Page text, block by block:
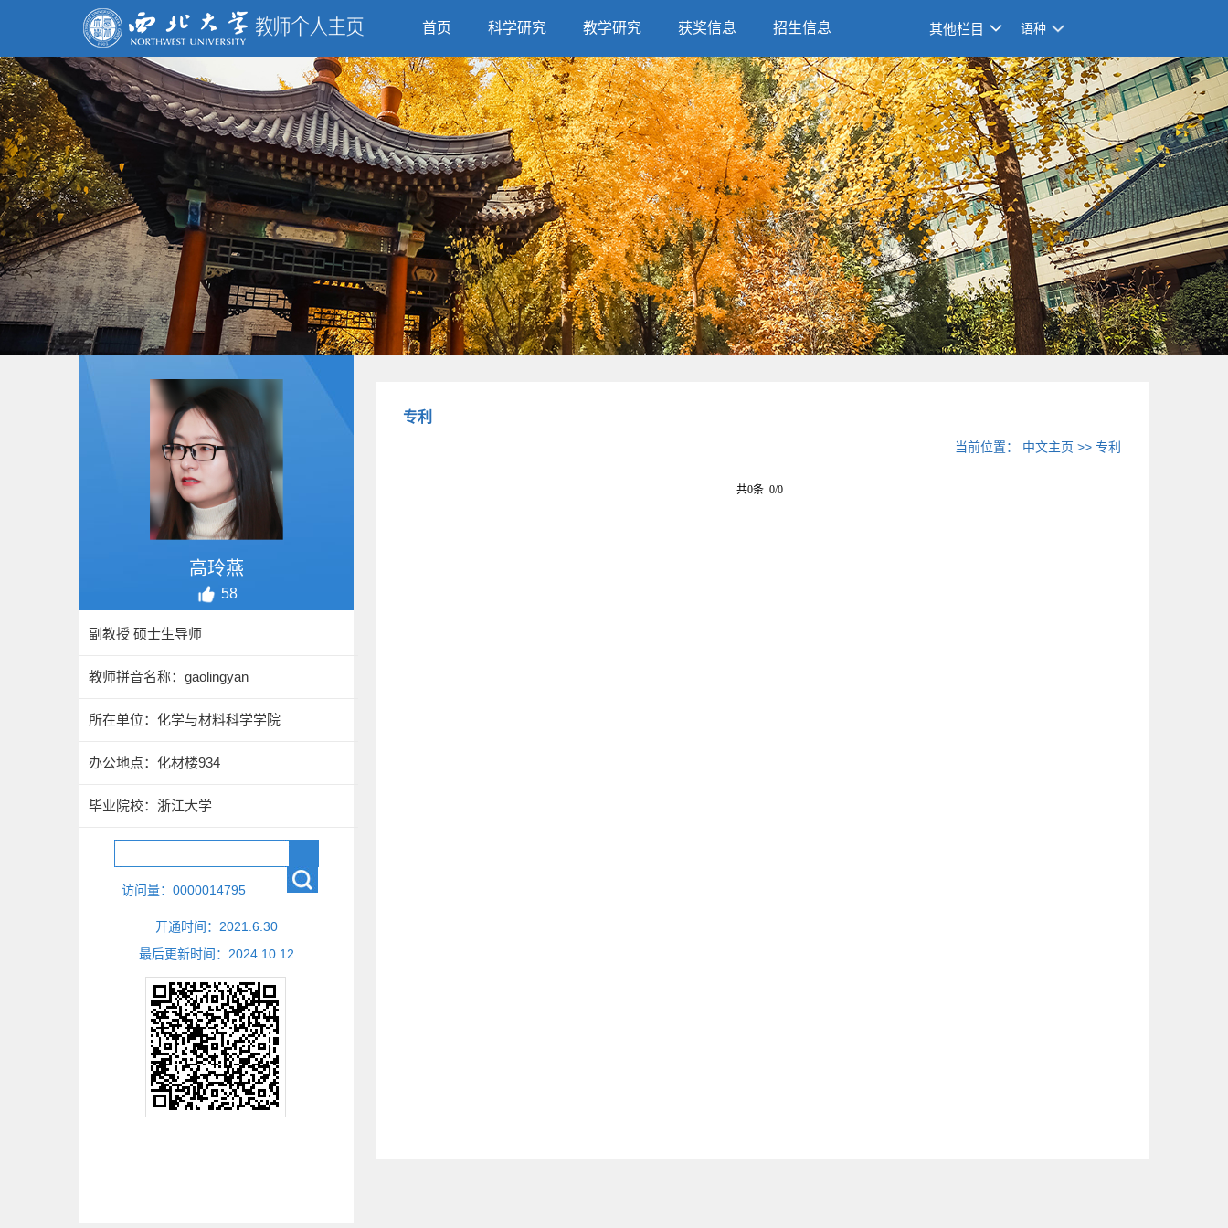
首页 科学研究 教学研究 获奖信息 招生信息 其他栏目 语种
高玲燕
58
副教授 硕士生导师
教师拼音名称：gaolingyan
所在单位：化学与材料科学学院
办公地点：化材楼934
毕业院校：浙江大学
访问量： 0000014795
开通时间： 2021 6 30
最后更新时间： 2024 10 12
专利
当前位置： 中文主页 >>专利
共0条 0/0